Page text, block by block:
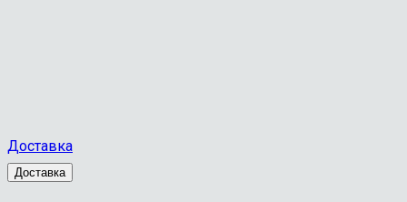
Доставка
Доставка